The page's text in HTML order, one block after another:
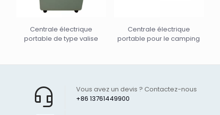
Centrale électrique
portable de type valise
Centrale électrique
portable pour le camping
+86 13761449900
Vous avez un devis ? Contactez-nous